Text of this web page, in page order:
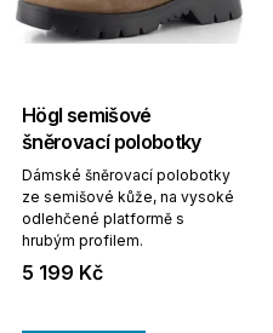
Högl semišové
šněrovací polobotky
Dámské šněrovací polobotky
ze semišové kůže, na vysoké
odlehčené platformě s
hrubým profilem.
5 199 Kč